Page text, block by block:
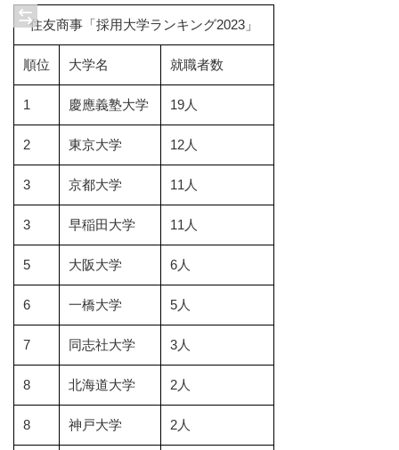
住友商事「採用大学ランキング2023」
順位 大学名 就職者数
1 慶應義塾大学 19人
2 東京大学 12人
3 京都大学 11人
3 早稲田大学 11人
5 大阪大学 6人
6 一橋大学 5人
7 同志社大学 3人
8 北海道大学 2人
8 神戸大学 2人